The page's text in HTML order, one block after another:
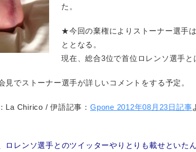
た。
★今回の棄権によりストーナー選手
ととなる。
現在、総合3位で首位ロレンソ選手と
でストーナー選手が詳しいコメントをする予定。
La Chirico / 伊語記事： Gpone 2012年08月23日記事
ロレンソ選手とのツイッターやりとりも載せといた